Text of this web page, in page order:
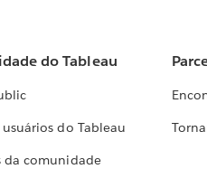
do Tableau
do Tableau
da comunidade